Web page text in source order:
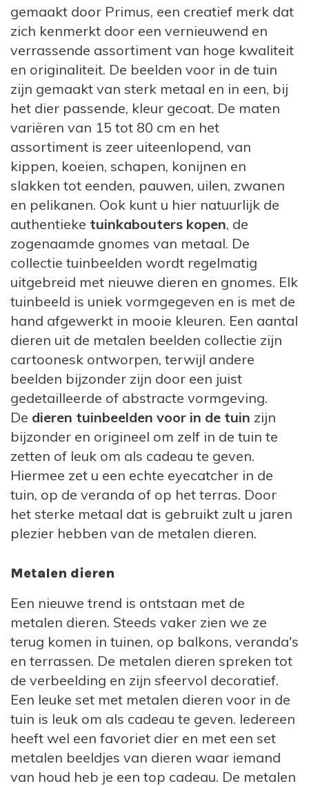
Deze kleine mannetjes vallen meteen op en
creëren gezelligheid in de tuin. De kabouters
hebben een grootte van circa 30 cm, ze zijn
mooi vorm gegeven met originele kleuren.
We willen overigens niet voorbij gaan aan
de verschillen tussen een gnoom en
tuinkabouter, maar het gaat wat ver om
daar nu uitvoerig op in te gaan. Groot
verschil is wel dat kabouters bos- of
huisgeesten zijn, terwijl gnomen
aardmannetjes of aardgeesten zijn met een
eigen land.
Tuinbeelden als tuindecoratie
Naast alle tuindecoratie artikelen die op veel
plekken te koop zijn, heeft u met een Primus
metalen tuinbeeld van een dier of gnoom
een heel bijzonder en origineel item in bezit.
De voordelen van het kopen van
tuinbeelden van Primus bij
VanKaarstotServet zijn:
Originele collectie, verkrijgbaar in
verschillende maten en kleuren
Mooie vormgeving en leuke dieren in mooie
kleuren
De tuinbeelden zijn leuk om met elkaar te
Gemaakt van duurzaam metaal
Snelle levering en de beste persoonlijke
service
Tegen aantrekkelijke prijzen eenvoudig
online te bestellen bij Van Kaars tot Servet
gemaakt door Primus, een creatief merk dat
zich kenmerkt door een vernieuwend en
verrassende assortiment van hoge kwaliteit
en originaliteit. De beelden voor in de tuin
zijn gemaakt van sterk metaal en in een, bij
het dier passende, kleur gecoat. De maten
variëren van 15 tot 80 cm en het
assortiment is zeer uiteenlopend, van
kippen, koeien, schapen, konijnen en
slakken tot eenden, pauwen, uilen, zwanen
en pelikanen. Ook kunt u hier natuurlijk de
authentieke tuinkabouters kopen, de
zogenaamde gnomes van metaal. De
collectie tuinbeelden wordt regelmatig
uitgebreid met nieuwe dieren en gnomes. Elk
tuinbeeld is uniek vormgegeven en is met de
hand afgewerkt in mooie kleuren. Een aantal
dieren uit de metalen beelden collectie zijn
cartoonesk ontworpen, terwijl andere
beelden bijzonder zijn door een juist
gedetailleerde of abstracte vormgeving.
De dieren tuinbeelden voor in de tuin zijn
bijzonder en origineel om zelf in de tuin te
zetten of leuk om als cadeau te geven.
Hiermee zet u een echte eyecatcher in de
tuin, op de veranda of op het terras. Door
het sterke metaal dat is gebruikt zult u jaren
plezier hebben van de metalen dieren.
Metalen dieren
Een nieuwe trend is ontstaan met de
metalen dieren. Steeds vaker zien we ze
terug komen in tuinen, op balkons, veranda's
en terrassen. De metalen dieren spreken tot
de verbeelding en zijn sfeervol decoratief.
Een leuke set met metalen dieren voor in de
tuin is leuk om als cadeau te geven. Iedereen
heeft wel een favoriet dier en met een set
metalen beeldjes van dieren waar iemand
van houd heb je een top cadeau. De metalen